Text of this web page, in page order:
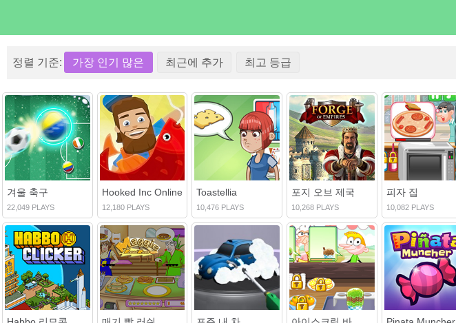
정렬 기준: 가장 인기 많은 최근에 추가 최고 등급
겨울 축구
22,049 PLAYS
Hooked Inc Online
12,180 PLAYS
Toastellia
10,476 PLAYS
포지 오브 제국
10,268 PLAYS
피자 집
10,082 PLAYS